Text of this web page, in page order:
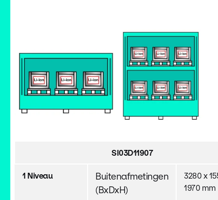
SI03D11907
1 Niveau
Buitenafmetingen
(BxDxH)
3280 x
1970 mm